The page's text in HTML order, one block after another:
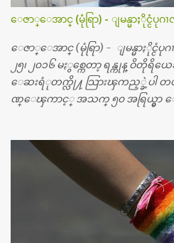
ေဇာ္ေအာင္ (မုံရြာ) - ျမန္မာႏိုင္ငံပု
ေဇာ္ေအာင္ (မုံရြာ) - ျမန္မာႏိုင္ငံပု
၂၅၊ ၂၀၁၆ မႏွစ္ကေတာ့ ရန္ကုန္ ဝိ
ေဆးရံုတက္လို႔ သြားၾကည့္ခဲ့ပါ
ဏ္ေၾကာင့္ အသက္ ၅၀ အရြယ္မွာ ေပါင္
စၿပီး၊ အာရွေတာ္ဝင္ခြဲစိတ္ခန္းကို ငွ
ယ္။ ေဆးစစ္၊ေဆးဝယ္၊ ခြဲစိတ္ကု၊ အ
တ္ေတြနဲ႔ေဆးရံုမွာ ၂ ပတ္ေနထိုင္စ
ပါတယ္။ သူငယ္ခ်င္းျဖစ္သူကို လာေ
ပ္ရပ္တဲ့ ဝိတိုရိယေဆးရံုမွာ စီတီစကင္ နဲ႔
တြ႔လို႔ေမးၾကည့္ေတာ့ တခါစ